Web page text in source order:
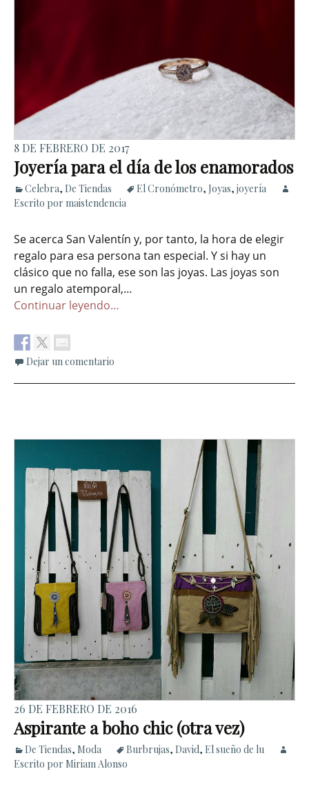
8 DE FEBRERO DE 2017
Joyería para el día de los enamorados
Celebra, De Tiendas El Cronómetro, Joyas, joyería
Escrito por maistendencia
Se acerca San Valentín y, por tanto, la hora de elegir
regalo para esa persona tan especial. Y si hay un
clásico que no falla, ese son las joyas. Las joyas son
un regalo atemporal,…
Continuar leyendo…
Dejar un comentario
26 DE FEBRERO DE 2016
Aspirante a boho chic (otra vez)
De Tiendas, Moda Burbrujas, David, El sueño de lu
Escrito por Miriam Alonso